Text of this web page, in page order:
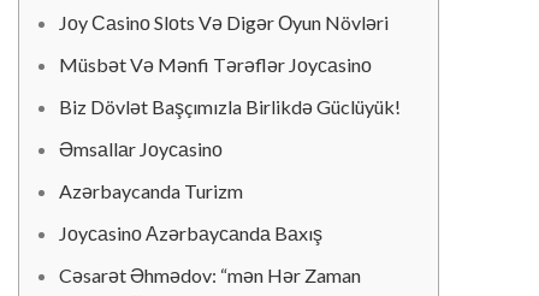
Jоy Саsinо Slоts Və Digər Оyun Növləri
Müsbət Və Mənfi Tərəflər Jоyсаsinо
Biz Dövlət Başçımızla Birlikdə Güclüyük!
Əmsаllаr Jоyсаsinо
Azərbaycanda Turizm
Jоyсаsinо Аzərbаyсаndа Bаxış
Cəsarət Əhmədov: “mən Hər Zaman